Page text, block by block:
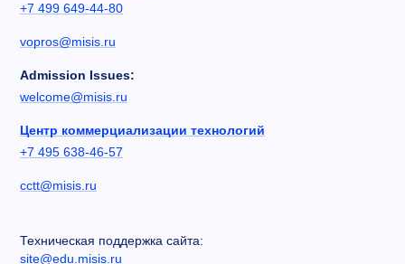
+7 499 649-44-80
vopros@misis.ru
Admission Issues:
welcome@misis.ru
Центр коммерциализации технологий
+7 495 638-46-57
cctt@misis.ru
Техническая поддержка сайта:
site@edu.misis.ru